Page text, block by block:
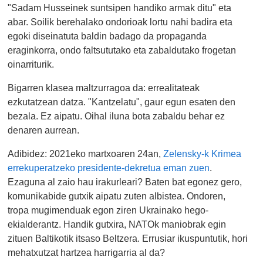
"Sadam Husseinek suntsipen handiko armak ditu" eta
abar. Soilik berehalako ondorioak lortu nahi badira eta
egoki diseinatuta baldin badago da propaganda
eraginkorra, ondo faltsututako eta zabaldutako frogetan
oinarriturik.
Bigarren klasea maltzurragoa da: errealitateak
ezkutatzean datza. "Kantzelatu", gaur egun esaten den
bezala. Ez aipatu. Oihal iluna bota zabaldu behar ez
denaren aurrean.
Adibidez: 2021eko martxoaren 24an,Zelensky-k Krimea
errekuperatzeko presidente-dekretua eman zuen.
Ezaguna al zaio hau irakurleari? Baten bat egonez gero,
komunikabide gutxik aipatu zuten albistea. Ondoren,
tropa mugimenduak egon ziren Ukrainako hego-
ekialderantz. Handik gutxira, NATOk maniobrak egin
zituen Baltikotik itsaso Beltzera. Errusiar ikuspuntutik, hori
mehatxutzat hartzea harrigarria al da?